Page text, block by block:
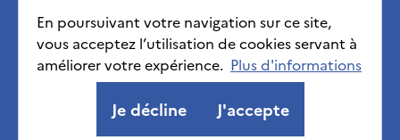
En poursuivant votre navigation sur ce site,
vous acceptez l’utilisation de cookies servant à
améliorer votre expérience. Plus d'informations
Je décline J'accepte
Institut français, tous droits réservés 2026
Mentions légales Politique de confidentialité
CGU
Déclaration d'accessibilité